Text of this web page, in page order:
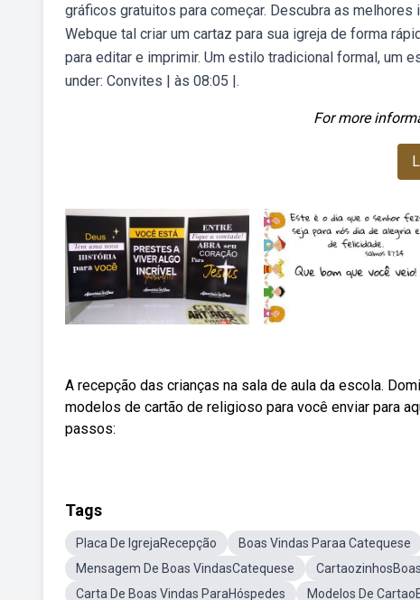
gráficos gratuitos para começar. Descubra as
Webque tal criar um cartaz para sua igreja de forma
para editar e imprimir. Um estilo tradicional formal, um
under: Convites | às 08:05 |.
For more
A recepção das crianças na sala de aula da escola.
modelos de cartão de religioso para você enviar para
passos:
Tags
Placa De IgrejaRecepção Boas Vindas Paraa Catequese
Mensagem De Boas VindasCatequese
Carta De Boas Vindas ParaHóspedes
Modelos De